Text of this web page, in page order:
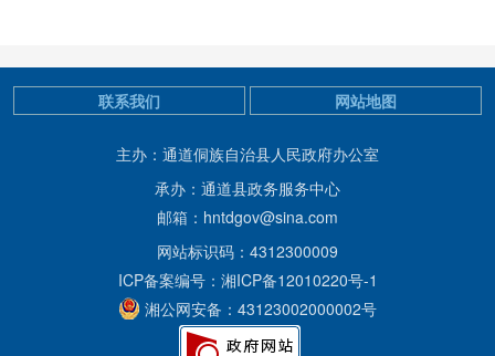
主办：通道侗族自治县人民政府办公室
承办：通道县政务服务中心
邮箱：hntdgov@sina.com
网站标识码：4312300009
ICP备案编号：湘ICP备12010220号-1
湘公网安备：43123002000002号
联系我们 网站地图